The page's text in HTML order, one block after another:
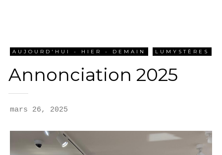
AUJOURD'HUI - HIER - DEMAIN LUMYSTÈRES
Annonciation 2025
mars 26, 2025